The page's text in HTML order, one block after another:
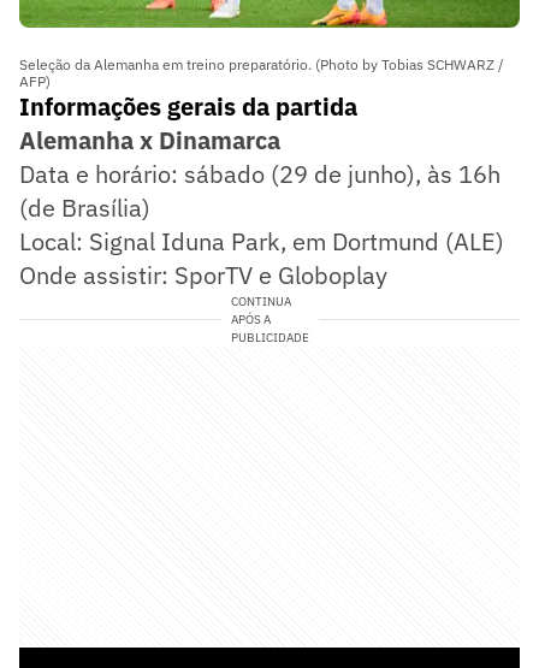
Seleção da Alemanha em treino preparatório. (Photo by Tobias SCHWARZ /
AFP)
Informações gerais da partida
Alemanha x Dinamarca
Data e horário: sábado (29 de junho), às 16h
(de Brasília)
Local: Signal Iduna Park, em Dortmund (ALE)
Onde assistir: SporTV e Globoplay
CONTINUA
APÓS A
PUBLICIDADE